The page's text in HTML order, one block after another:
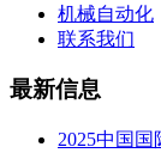
机械自动化
联系我们
最新信息
2025中国